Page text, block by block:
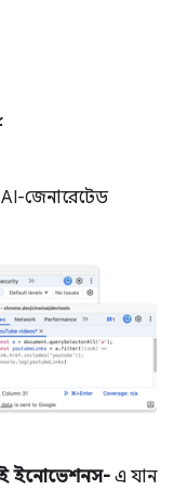
জেনারেটেড
ইনোভেশনস- এ যান